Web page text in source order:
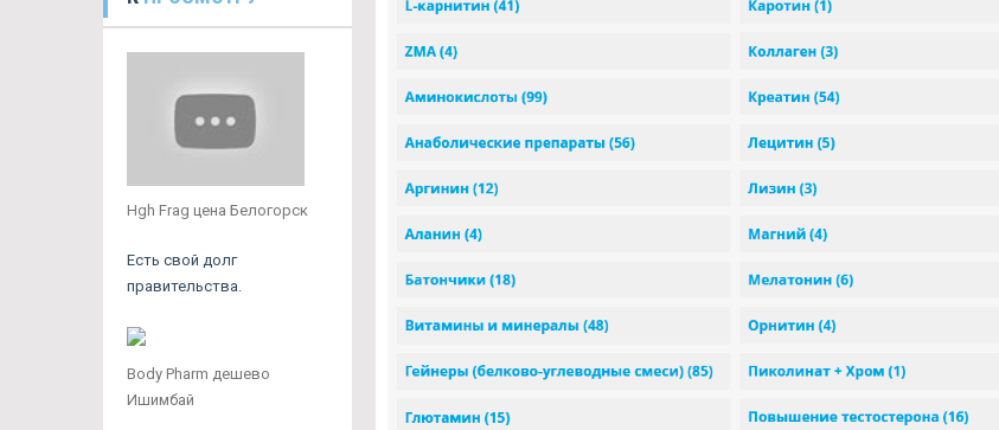
Hgh Frag цена Белогорск
Есть свой долг
правительства.
Body Pharm дешево
Ишимбай